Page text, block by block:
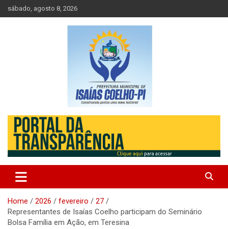
Skip
to
sábado, agosto 8, 2026
Prefeitura Municipal de Isaias
Coelho
Home 2026 fevereiro
27
Representantes de Isaías Coelho participam do Seminário
Bolsa Família em Ação, em Teresina